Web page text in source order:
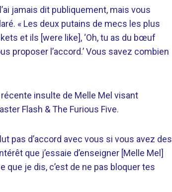
jamais dit publiquement, mais vous
« Les deux putains de mecs les plus
et ils [were like], ‘Oh, tu as du bœuf
proposer l’accord.’ Vous savez combien
insulte de Melle Mel visant
Flash & The Furious Five.
pas d’accord avec vous si vous avez des
que j’essaie d’enseigner [Melle Mel]
que je dis, c’est de ne pas bloquer tes